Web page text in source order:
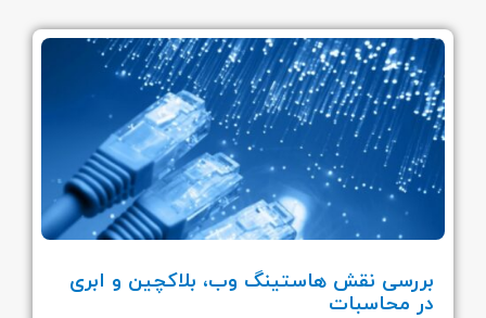
بررسی نقش هاستینگ وب، بلاکچین و ابری
در محاسبات